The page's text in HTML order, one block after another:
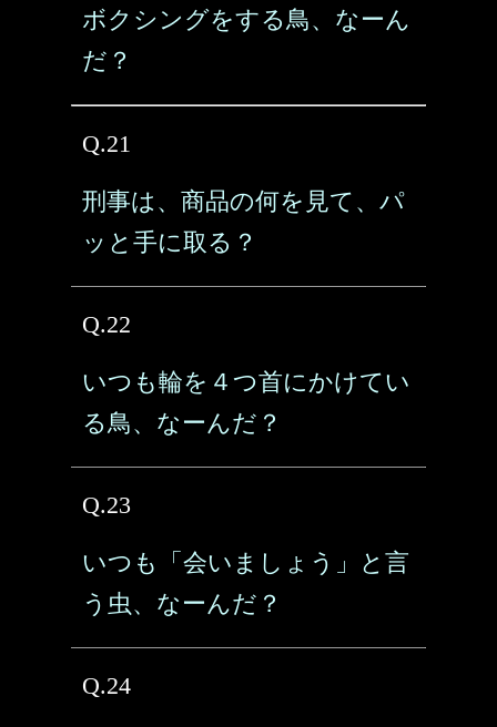
ボクシングをする鳥、なーん
だ？
Q.21
刑事は、商品の何を見て、パ
ッと手に取る？
Q.22
いつも輪を４つ首にかけてい
る鳥、なーんだ？
Q.23
いつも「会いましょう」と言
う虫、なーんだ？
Q.24